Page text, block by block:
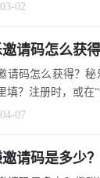
02
请码怎么获
请码怎么获得？秘
填？注册时，或在
07
请码是多少